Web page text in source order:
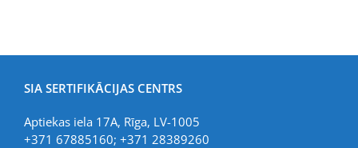
SIA SERTIFIKĀCIJAS CENTRS
Aptiekas iela 17A, Rīga, LV-1005
+371 67885160; +371 28389260